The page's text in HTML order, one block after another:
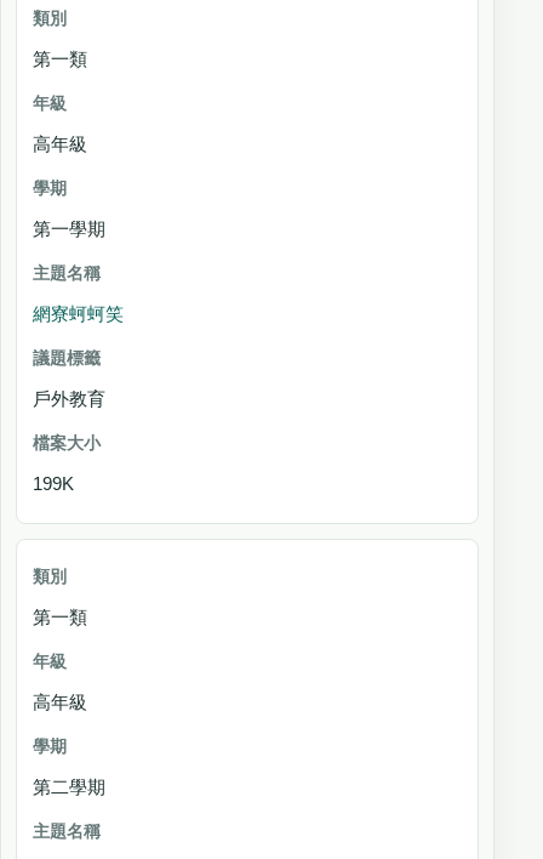
第一類
高年級
第一學期
網寮蚵蚵笑
戶外教育
199K
第一類
高年級
第二學期